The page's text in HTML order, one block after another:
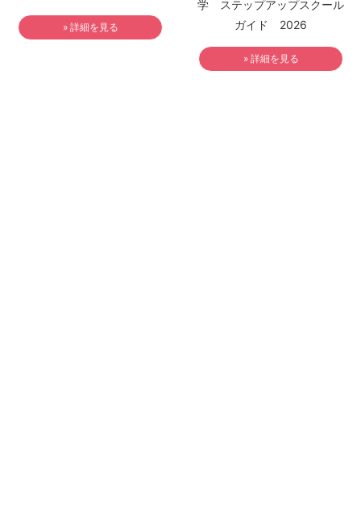
» 詳細を見る
学 ステップアップスクール
ガイド 2026
» 詳細を見る